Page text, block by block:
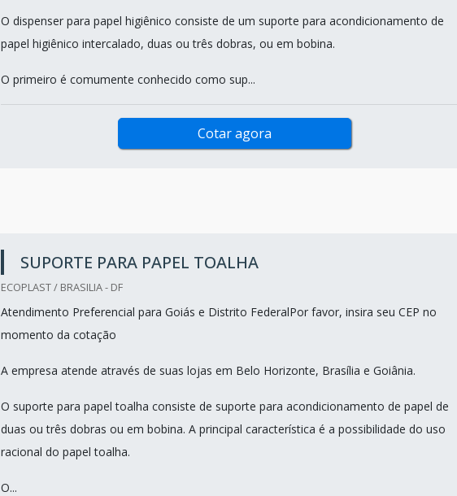
O dispenser para papel higiênico consiste de um suporte para acondicionamento de
papel higiênico intercalado, duas ou três dobras, ou em bobina.
O primeiro é comumente conhecido como sup...
Cotar agora
SUPORTE PARA PAPEL TOALHA
ECOPLAST / BRASILIA - DF
Atendimento Preferencial para Goiás e Distrito FederalPor favor, insira seu CEP no
momento da cotação
A empresa atende através de suas lojas em Belo Horizonte, Brasília e Goiânia.
O suporte para papel toalha consiste de suporte para acondicionamento de papel de
duas ou três dobras ou em bobina. A principal característica é a possibilidade do uso
racional do papel toalha.
O...